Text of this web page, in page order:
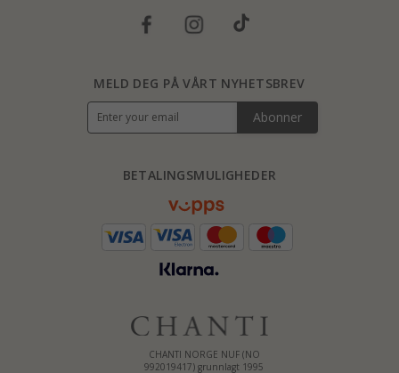
CHANTI NORGE NUF (NO
992019417) grunnlagt 1995
BETALINGSMULIGHEDER
MELD DEG PÅ VÅRT NYHETSBREV
Abonner